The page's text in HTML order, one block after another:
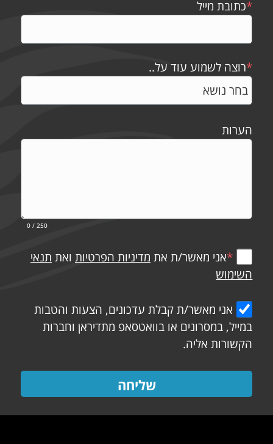
*כתובת מייל
*רוצה לשמוע עוד על..
הערות
0 / 250
*אני מאשר/ת את מדיניות הפרטיות ואת תנאי
השימוש
אני מאשר/ת קבלת עדכונים, הצעות והטבות
במייל, במסרונים או בוואטסאפ מתדיראן וחברות
הקשורות אליה.
שליחה